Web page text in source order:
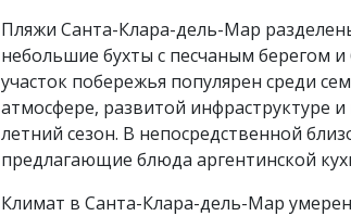
Пляжи Санта-Клара-дель-Мар
небольшие бухты с песчаным берегом
участок побережья популярен среди
атмосфере, развитой инфраструктуре
летний сезон. В непосредственной
предлагающие блюда аргентинской
Климат в Санта-Клара-дель-Мар